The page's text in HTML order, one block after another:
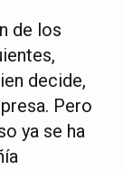
de los
decide,
Pero
ya se ha